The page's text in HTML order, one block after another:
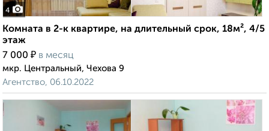
4
Комната в 2-к квартире, на длительный срок, 18м², 4/5
этаж
7 000 ₽ в месяц
мкр. Центральный, Чехова 9
Агентство, 06.10.2022